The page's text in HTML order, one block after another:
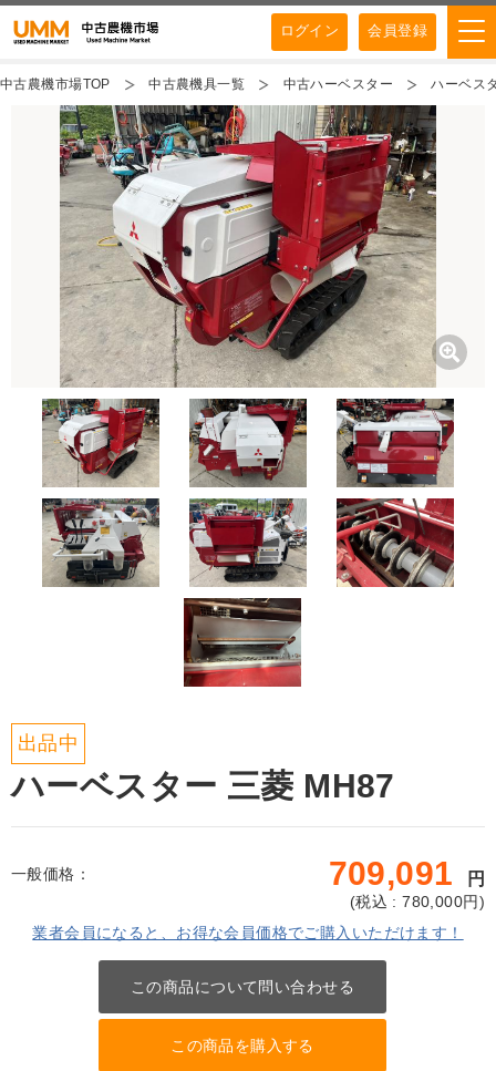
ログイン 会員登録
中古農機市場TOP 中古農機具一覧 中古ハーベスター ハーベス
出品中
ハーベスター 三菱 MH87
一般価格： 709,091 円
(税込 : 780,000円)
業者会員になると、お得な会員価格でご購入いただけます！
この商品について問い合わせる
この商品を購入する